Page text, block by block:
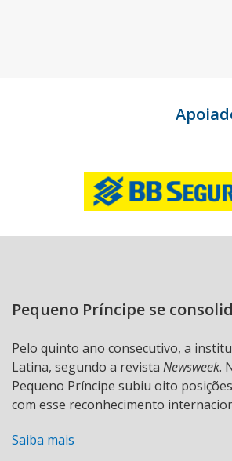
Pequeno Príncipe se
Pelo quinto ano consecutivo, a
Latina, segundo a revista Newsweek.
Pequeno Príncipe subiu oito
com esse reconhecimento
Saiba mais